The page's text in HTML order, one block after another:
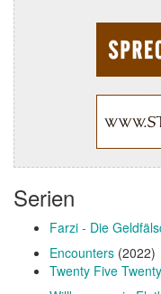
Serien
Farzi - Die
Encounters (2022)
Twenty Five